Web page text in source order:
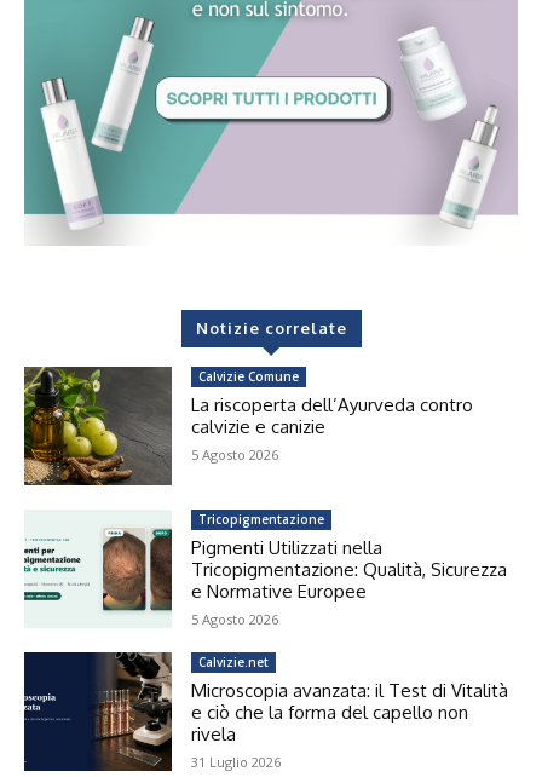
Notizie correlate
Calvizie Comune
La riscoperta dell’Ayurveda contro
calvizie e canizie
5 Agosto 2026
Tricopigmentazione
Pigmenti Utilizzati nella
Tricopigmentazione: Qualità, Sicurezza
e Normative Europee
5 Agosto 2026
Calvizie.net
Microscopia avanzata: il Test di Vitalità
e ciò che la forma del capello non
rivela
31 Luglio 2026